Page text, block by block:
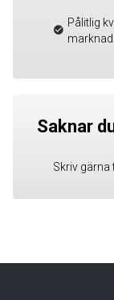
Pålitlig
Saknar
Skriv gärna